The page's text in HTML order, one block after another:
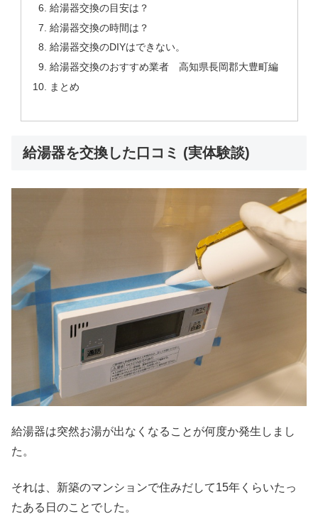
給湯器交換の目安は？
給湯器交換の時間は？
給湯器交換のDIYはできない。
給湯器交換のおすすめ業者 高知県長岡郡大豊町編
まとめ
給湯器を交換した口コミ (実体験談)
給湯器は突然お湯が出なくなることが何度か発生しまし
た。
それは、新築のマンションで住みだして15年くらいたっ
たある日のことでした。